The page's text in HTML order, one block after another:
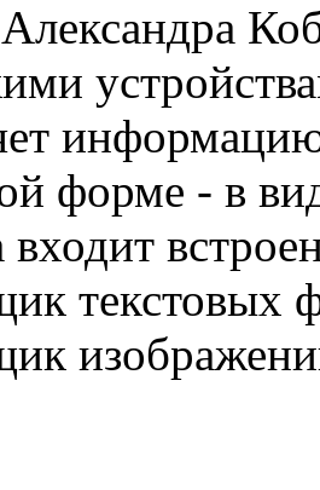
форме - в
текстовых